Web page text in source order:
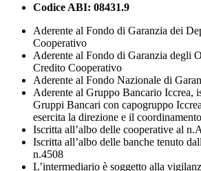
Codice ABI: 08431.9
Aderente al Fondo di Garanzia dei
Cooperativo
Aderente al Fondo di Garanzia degli
Credito Cooperativo
Aderente al Fondo Nazionale di
Aderente al Gruppo Bancario Iccrea,
Gruppi Bancari con capogruppo
esercita la direzione e il coordinamento
Iscritta all’albo delle cooperative al
Iscritta all’albo delle banche tenuto
n.4508
L’intermediario è soggetto alla